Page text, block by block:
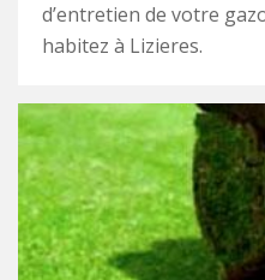
d’entretien de votre
habitez à Lizieres.